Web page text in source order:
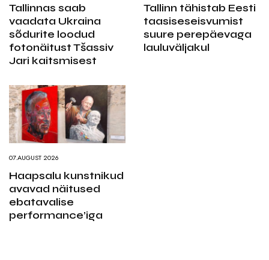
Tallinnas saab
vaadata Ukraina
sõdurite loodud
fotonäitust Tšassiv
Jari kaitsmisest
Tallinn tähistab Eesti
taasiseseisvumist
suure perepäevaga
lauluväljakul
07.AUGUST 2026
Haapsalu kunstnikud
avavad näitused
ebatavalise
performance’iga